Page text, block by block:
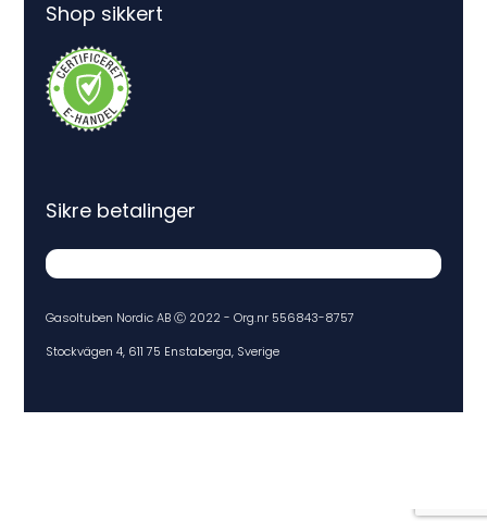
Shop sikkert
Gasoltuben Nordic AB Ⓒ 2022 - Org.nr 556843-8757
Stockvägen 4, 611 75 Enstaberga, Sverige
Sikre betalinger